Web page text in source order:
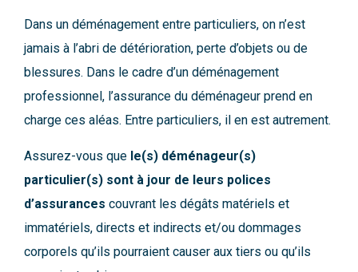
Dans un déménagement entre particuliers, on n’est
jamais à l’abri de détérioration, perte d’objets ou de
blessures. Dans le cadre d’un déménagement
professionnel, l’assurance du déménageur prend en
charge ces aléas. Entre particuliers, il en est autrement.
Assurez-vous que le(s) déménageur(s)
particulier(s) sont à jour de leurs polices
d’assurances couvrant les dégâts matériels et
immatériels, directs et indirects et/ou dommages
corporels qu’ils pourraient causer aux tiers ou qu’ils